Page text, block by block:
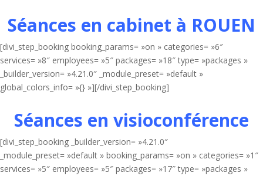
Séances en cabinet à ROUEN
[divi_step_booking booking_params= »on » categories= »6″
services= »8″ employees= »5″ packages= »18″ type= »packages »
_builder_version= »4.21.0″ _module_preset= »default »
global_colors_info= »{} »][/divi_step_booking]
Séances en visioconférence
[divi_step_booking _builder_version= »4.21.0″
_module_preset= »default » booking_params= »on » categories= »1″
services= »5″ employees= »5″ packages= »17″ type= »packages »